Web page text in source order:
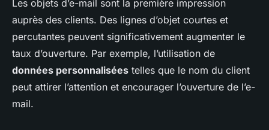
Les objets d’e-mail sont la première impression
auprès des clients. Des lignes d’objet courtes et
percutantes peuvent significativement augmenter le
taux d’ouverture. Par exemple, l’utilisation de
données personnalisées telles que le nom du client
peut attirer l’attention et encourager l’ouverture de l’e-
mail.